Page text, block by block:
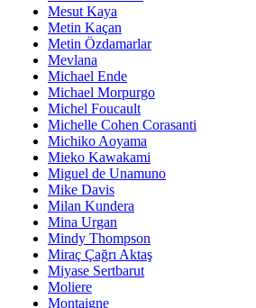
Mesut Kaya
Metin Kaçan
Metin Özdamarlar
Mevlana
Michael Ende
Michael Morpurgo
Michel Foucault
Michelle Cohen Corasanti
Michiko Aoyama
Mieko Kawakami
Miguel de Unamuno
Mike Davis
Milan Kundera
Mina Urgan
Mindy Thompson
Miraç Çağrı Aktaş
Miyase Sertbarut
Moliere
Montaigne